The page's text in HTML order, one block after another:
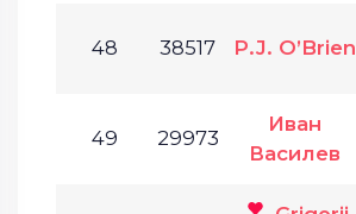
48 38517 P.J. O’Brien
49 29973
Иван
Василев